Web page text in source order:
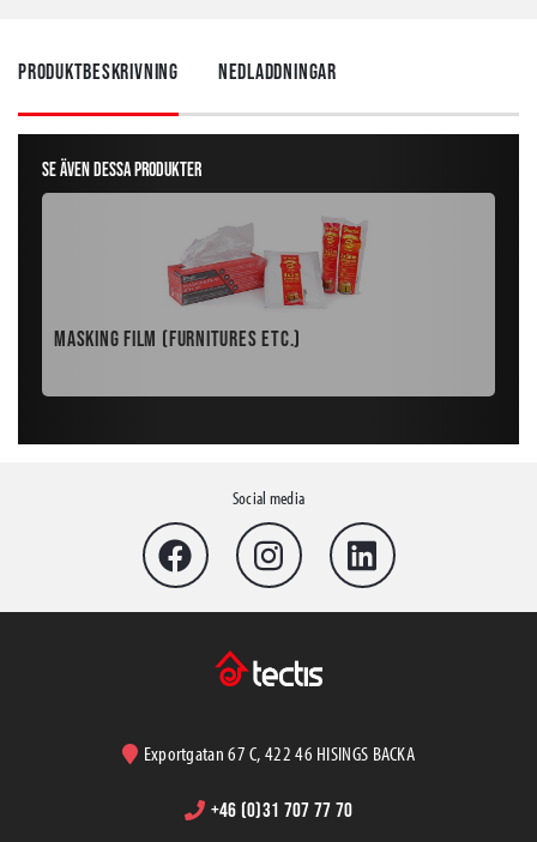
PLASTFOLIE TRANSP 0,07MM 1,3 X 100M 72
EAN: 7322800060354
10270
PLASTFOLIE TRANSP 0,10MM 1,3 X 50M 98
PLASTFOLIE "STRONG TÄCK" 0,09MM 4 X 50M 32
RL/PL DUBBELVIKT
10868
X 60M VIKT
Produktbeskrivning Nedladdningar
Se även dessa produkter
Masking Film (Furnitures etc.)
Social media
Exportgatan 67 C, 422 46 HISINGS BACKA
+46 (0)31 707 77 70